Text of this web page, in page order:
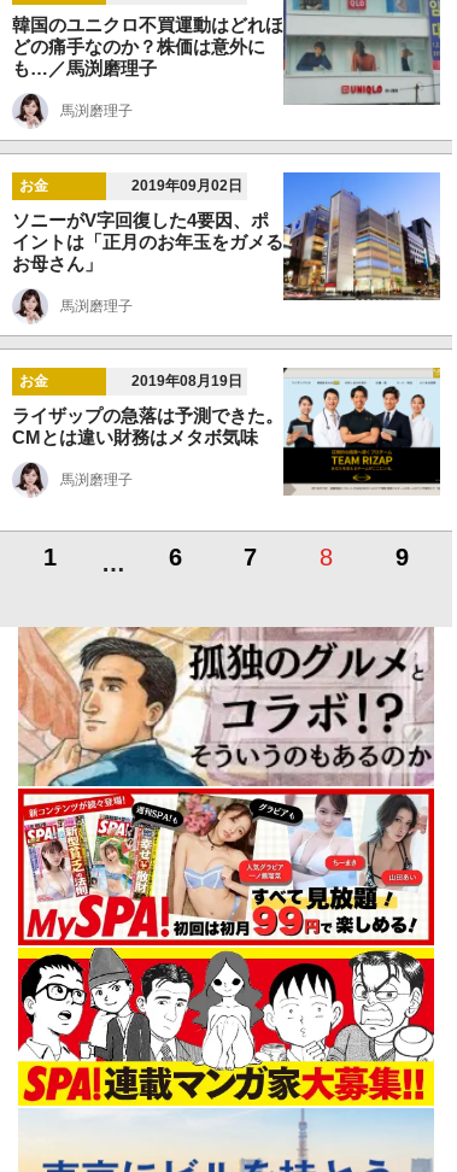
韓国のユニクロ不買運動はどれほ
どの痛手なのか？株価は意外に
も…／馬渕磨理子
馬渕磨理子
お金 2019年09月02日
ソニーがV字回復した4要因、ポ
イントは「正月のお年玉をガメる
お母さん」
馬渕磨理子
お金 2019年08月19日
ライザップの急落は予測できた。
CMとは違い財務はメタボ気味
馬渕磨理子
1 … 6 7 8 9